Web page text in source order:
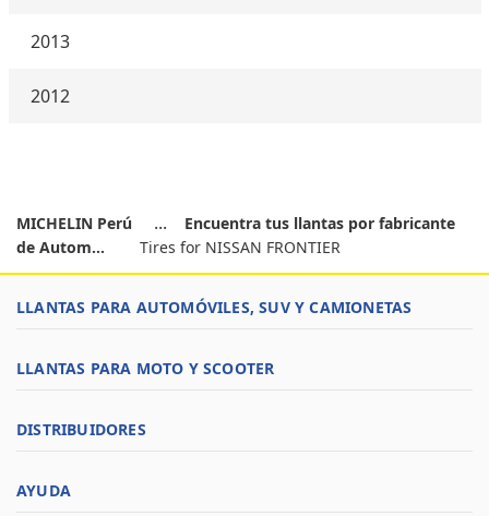
2013
2012
MICHELIN Perú
Encuentra tus llantas por fabricante
de Autom...
Tires for NISSAN FRONTIER
LLANTAS PARA AUTOMÓVILES, SUV Y CAMIONETAS
LLANTAS PARA MOTO Y SCOOTER
DISTRIBUIDORES
AYUDA